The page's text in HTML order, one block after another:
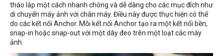
tháo lắp một cách nhanh chóng và dễ dàng cho các mục đích như
di chuyển máy ảnh với chân máy. Điều này được thực hiện có thể
do các kết nối Anchor. Mỗi kết nối Anchor tạo ra một kết nối bền,
snap-in hoặc snap-out với một dây đeo trên một loạt các máy
ảnh.